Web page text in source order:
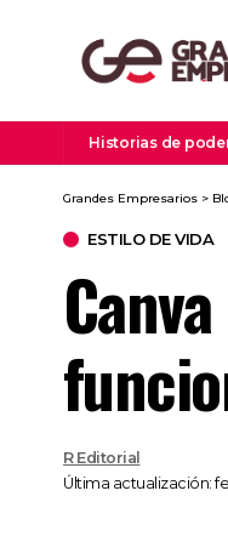
Historias de
Grandes Empresarios >
ESTILO DE VIDA
Última actualización:
R Editorial